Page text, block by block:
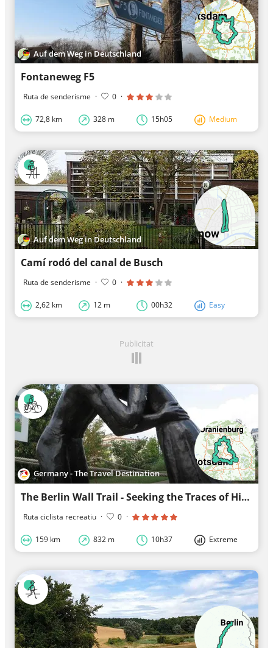
Auf dem Weg in Deutschland
Fontaneweg F5
Ruta de senderisme · 0 ·
72,8 km 328 m 15h05 Medium
Auf dem Weg in Deutschland
Camí rodó del canal de Busch
Ruta de senderisme · 0 ·
2,62 km 12 m 00h32 Easy
Publicitat
Germany - The Travel Destination
The Berlin Wall Trail - Seeking the Traces of History along the former Berlin Wall
Ruta ciclista recreatiu · 0 ·
159 km 832 m 10h37 Extreme